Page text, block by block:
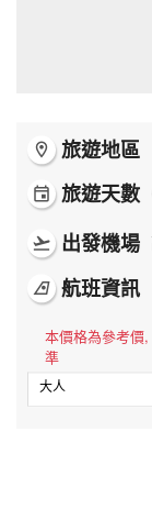
自由行
room 旅遊地區
event 旅遊天數
flight_takeoff 出發機場
airlines 航班資訊
本價格為參考價
準